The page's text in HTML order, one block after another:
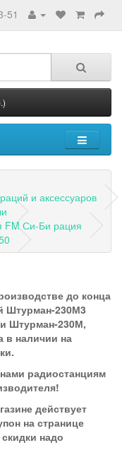
51
и аксессуаров
FM Си-Би рация
до конца
Штурман-230М3
Штурман-230М,
в наличии на
радиостанциям
действует
на странице
надо